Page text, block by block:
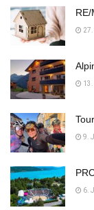
9.
6.